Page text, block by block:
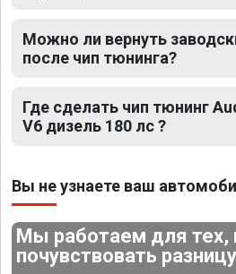
Можно ли вернуть
после чип тюнинга?
Где сделать чип тюнинг
V6 дизель 180 лс ?
Вы не узнаете ваш
Мы работаем для тех,
почувствовать